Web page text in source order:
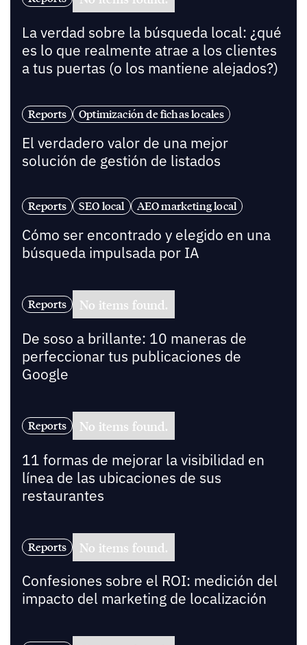
La verdad sobre la búsqueda local: ¿qué
es lo que realmente atrae a los clientes
a tus puertas (o los mantiene alejados?)
Reports Optimización de fichas locales
El verdadero valor de una mejor
solución de gestión de listados
Reports SEO local AEO marketing local
Cómo ser encontrado y elegido en una
búsqueda impulsada por IA
Reports No items found.
De soso a brillante: 10 maneras de
perfeccionar tus publicaciones de
Google
Reports No items found.
11 formas de mejorar la visibilidad en
línea de las ubicaciones de sus
restaurantes
Reports No items found.
Confesiones sobre el ROI: medición del
impacto del marketing de localización